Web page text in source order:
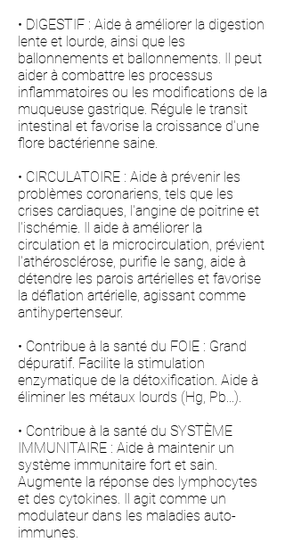
• DIGESTIF : Aide à améliorer la digestion
lente et lourde, ainsi que les
ballonnements et ballonnements. Il peut
aider à combattre les processus
inflammatoires ou les modifications de la
muqueuse gastrique. Régule le transit
intestinal et favorise la croissance d'une
flore bactérienne saine.
• CIRCULATOIRE : Aide à prévenir les
problèmes coronariens, tels que les
crises cardiaques, l'angine de poitrine et
l'ischémie. Il aide à améliorer la
circulation et la microcirculation, prévient
l'athérosclérose, purifie le sang, aide à
détendre les parois artérielles et favorise
la déflation artérielle, agissant comme
antihypertenseur.
• Contribue à la santé du FOIE : Grand
dépuratif. Facilite la stimulation
enzymatique de la détoxification. Aide à
éliminer les métaux lourds (Hg, Pb...).
• Contribue à la santé du SYSTÈME
IMMUNITAIRE : Aide à maintenir un
système immunitaire fort et sain.
Augmente la réponse des lymphocytes
et des cytokines. Il agit comme un
modulateur dans les maladies auto-
immunes.